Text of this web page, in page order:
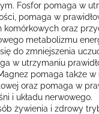
Fosfor pomaga w
pomaga w
komórkowych oraz
metabolizmu
do zmniejszenia
w utrzymaniu
pomaga także w
oraz pomaga w
i układu nerwowego.
żywienia i zdrowy